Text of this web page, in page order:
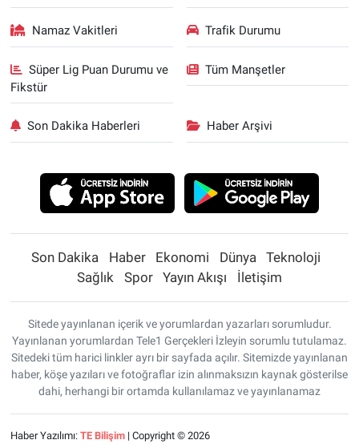
Namaz Vakitleri Trafik Durumu
Süper Lig Puan Durumu ve
Fikstür
Tüm Manşetler
Son Dakika Haberleri Haber Arşivi
Son Dakika Haber Ekonomi Dünya
Teknoloji
Sağlık
Spor Yayın Akışı İletişim
Sitede yayınlanan içerik ve yorumlardan yazarları sorumludur.
Yayınlanan yorumlardan Tele1 Gerçekleri İzleyin sorumlu tutulamaz.
Sitedeki tüm harici linkler ayrı bir sayfada açılır. Sitemizde yayınlanan
haber, köşe yazıları ve fotoğraflar izin alınmaksızın kaynak gösterilse
dahi, herhangi bir ortamda kullanılamaz ve yayınlanamaz
Haber Yazılımı: TE Bilişim| Copyright © 2026